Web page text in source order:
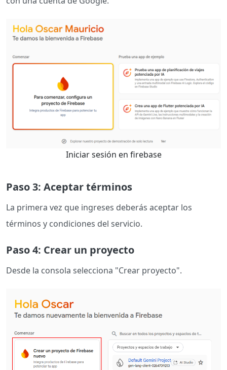
Iniciar sesión en firebase
Paso 3: Aceptar términos
La primera vez que ingreses deberás aceptar los
términos y condiciones del servicio.
Paso 4: Crear un proyecto
Desde la consola selecciona "Crear proyecto".